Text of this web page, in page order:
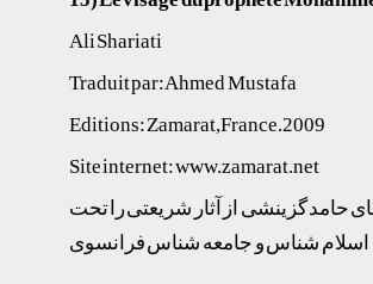
Ali Shariati
Traduit par: Ahmed Mustafa
Editions: Zamarat,France.2009
Site internet: www.zamarat.net
و اقای حامد گزینشی از آثار شریعتی را تحت
اسلام شناس و جامعه شناس فرانسوی